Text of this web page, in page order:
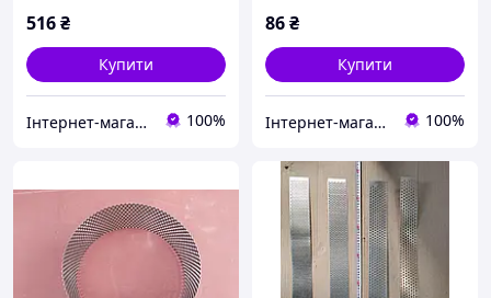
516₴
Купити
Інтернет-магазин "ПрофіРезак" 100%
86₴
Купити
Інтернет-магазин "ПрофіРезак" 100%